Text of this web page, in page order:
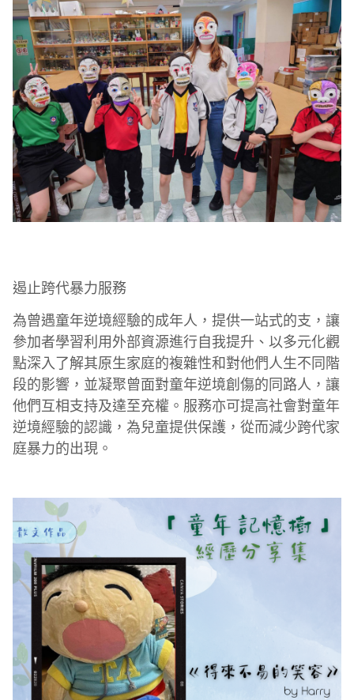
遏止跨代暴力服務
為曾遇童年逆境經驗的成年人，提供一站式的支，讓
參加者學習利用外部資源進行自我提升、以多元化觀
點深入了解其原生家庭的複雜性和對他們人生不同階
段的影響，並凝聚曾面對童年逆境創傷的同路人，讓
他們互相支持及達至充權。服務亦可提高社會對童年
逆境經驗的認識，為兒童提供保護，從而減少跨代家
庭暴力的出現。